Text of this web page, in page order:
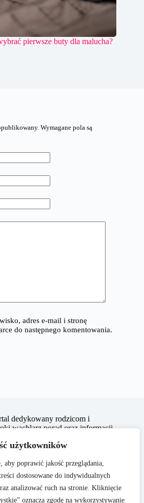
użytkowników
poprawić jakość przeglądania,
dostosowane do indywidualnych
analizować ruch na stronie. Kliknięcie
oznacza zgodę na wykorzystywanie
pierwsze buty dla malucha?
Wymagane pola są
adres e-mail i stronę
do następnego komentowania.
dedykowany rodzicom i
wachlarz porad oraz informacji
w codziennych wyzwaniach
w świadomym i
młodego pokolenia.